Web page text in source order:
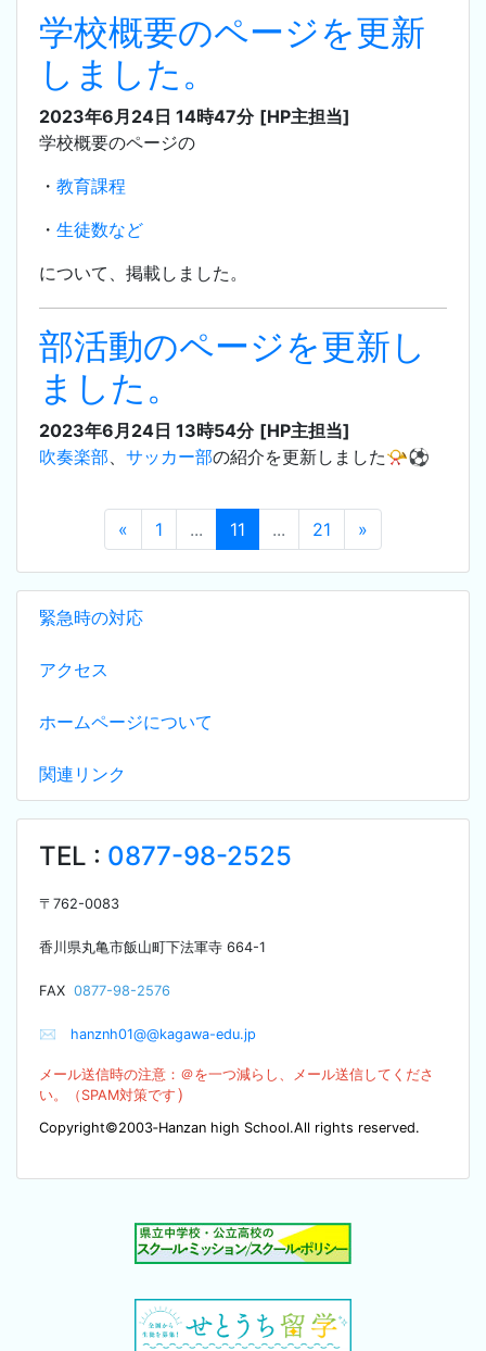
緊急時の対応
アクセス
ホームページについて
関連リンク
TEL : 0877-98-2525
〒 762-0083
香川県丸亀市飯山町下法軍寺 664-1
FAX 0877-98-2576
✉ hanznh01@@kagawa-edu.jp
メール送信時の注意：＠を一つ減らし、メール送信してくださ
い。（SPAM対策です ）
Copyright©2003‐Hanzan high School.All rights reserved.
学校概要のページを更新
しました。
2023年6月24日 14時47分 [HP主担当]
学校概要のページの
・ 教育課程
・ 生徒数など
について、掲載しました。
部活動のページを更新し
ました。
2023年6月24日 13時54分 [HP主担当]
吹奏楽部
サッカー部の紹介を更新しました📯⚽
« 1 ... 11 ... 21 »